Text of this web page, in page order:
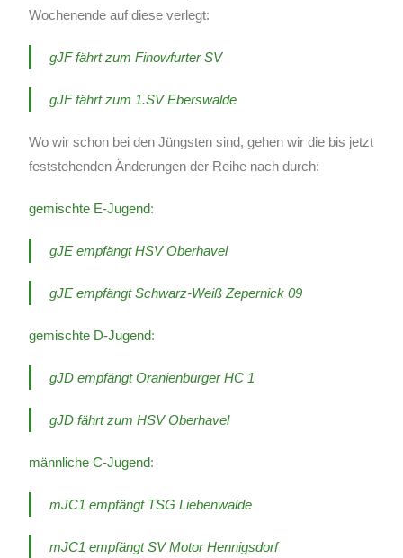
Wochenende auf diese verlegt:
gJF fährt zum Finowfurter SV
gJF fährt zum 1.SV Eberswalde
Wo wir schon bei den Jüngsten sind, gehen wir die bis jetzt
feststehenden Änderungen der Reihe nach durch:
gemischte E-Jugend:
gJE empfängt HSV Oberhavel
gJE empfängt Schwarz-Weiß Zepernick 09
gemischte D-Jugend:
gJD empfängt Oranienburger HC 1
gJD fährt zum HSV Oberhavel
männliche C-Jugend:
mJC1 empfängt TSG Liebenwalde
mJC1 empfängt SV Motor Hennigsdorf